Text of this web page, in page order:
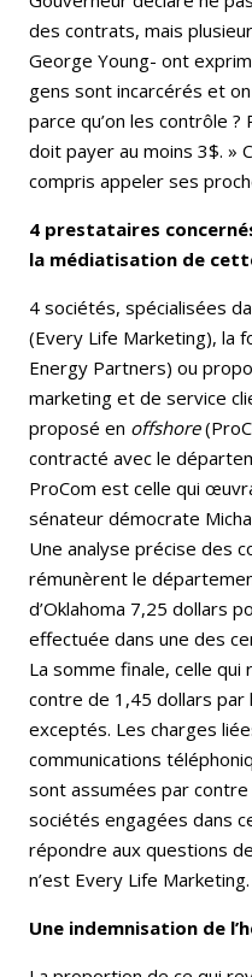
des contrats, mais
George Young- ont
gens sont incarcérés et
parce qu’on les contrôle
doit payer au moins 3$. »
compris appeler ses
4 prestataires
la médiatisation de
4 sociétés, spécialisées
(Every Life Marketing), la
Energy Partners) ou
marketing et de service
proposé en offshore
contracté avec le
ProCom est celle qui
sénateur démocrate
Une analyse précise des
rémunèrent le
d’Oklahoma 7,25 dollars
effectuée dans une des
La somme finale, celle
contre de 1,45 dollars par
exceptés. Les charges
communications
sont assumées par contre
sociétés engagées dans
répondre aux questions
n’est Every Life Marketing.
Une indemnisation de